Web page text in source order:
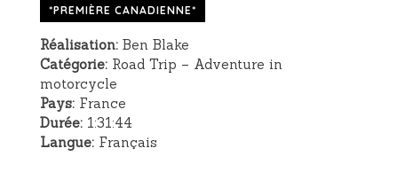
*PREMIÈRE CANADIENNE*
Réalisation: Ben Blake
Catégorie: Road Trip – Adventure in
motorcycle
Pays: France
Durée: 1:31:44
Langue: Français